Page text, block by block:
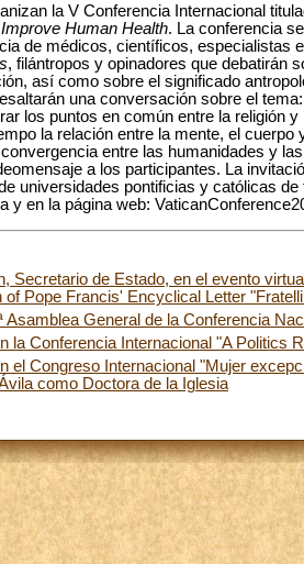
la V Conferencia Internacional
Human Health. La conferencia
de médicos, científicos, especialistas
, filántropos y opinadores que debatirán
así como sobre el significado
una conversación sobre el
los puntos en común entre la religión y
la relación entre la mente, el cuerpo
entre las humanidades y
a los participantes. La
universidades pontificias y católicas
y en la página web:
Secretario de Estado, en el evento
Pope Francis' Encyclical Letter
General de la Conferencia
la Conferencia Internacional "A Politics
el Congreso Internacional "Mujer
como Doctora de la Iglesia